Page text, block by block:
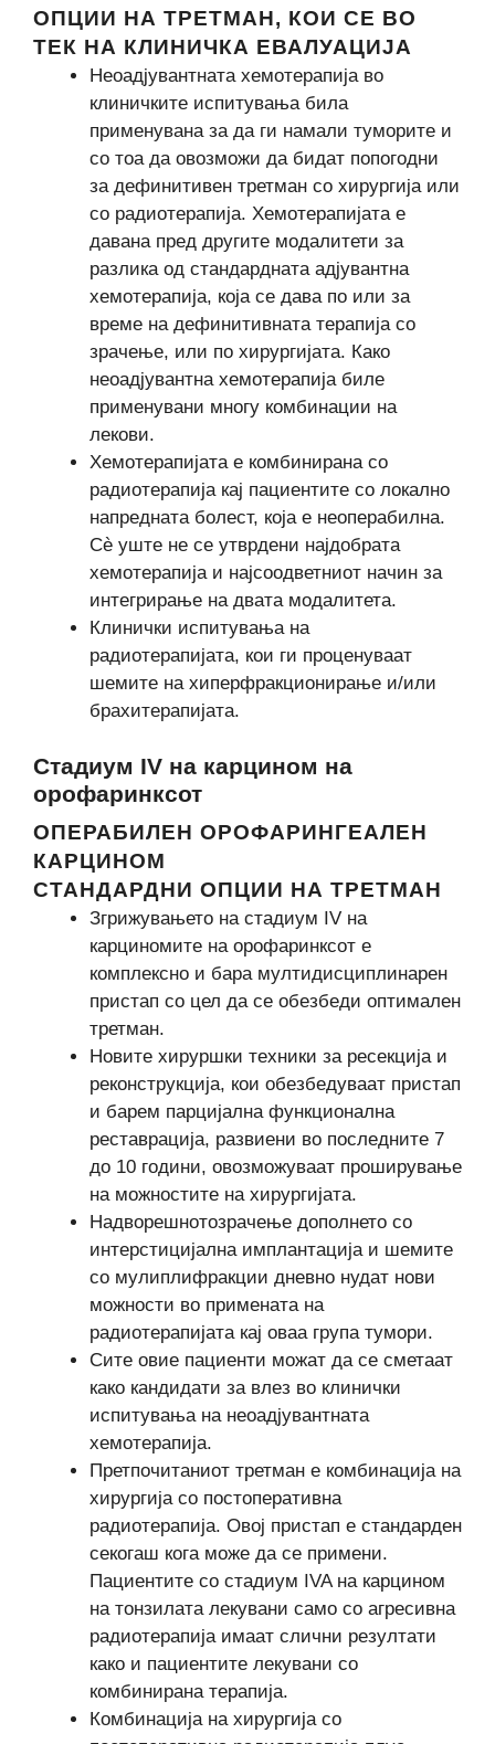
ОПЦИИ НА ТРЕТМАН, КОИ СЕ ВО
ТЕК НА КЛИНИЧКА ЕВАЛУАЦИЈА
Неоадјувантната хемотерапија во
клиничките испитувања била
применувана за да ги намали туморите и
со тоа да овозможи да бидат попогодни
за дефинитивен третман со хирургија или
со радиотерапија. Хемотерапијата е
давана пред другите модалитети за
разлика од стандардната адјувантна
хемотерапија, која се дава по или за
време на дефинитивната терапија со
зрачење, или по хирургијата. Како
неоадјувантна хемотерапија биле
применувани многу комбинации на
лекови.
Хемотерапијата е комбинирана со
радиотерапија кај пациентите со локално
напредната болест, која е неоперабилна.
Сè уште не се утврдени најдобрата
хемотерапија и најсоодветниот начин за
интегрирање на двата модалитета.
Клинички испитувања на
радиотерапијата, кои ги проценуваат
шемите на хиперфракционирање и/или
брахитерапијата.
Стадиум IV на карцином на
орофаринксот
ОПЕРАБИЛЕН ОРОФАРИНГЕАЛЕН
КАРЦИНОМ
СТАНДАРДНИ ОПЦИИ НА ТРЕТМАН
Згрижувањето на стадиум IV на
карциномите на орофаринксот е
комплексно и бара мултидисциплинарен
пристап со цел да се обезбеди оптимален
третман.
Новите хируршки техники за ресекција и
реконструкција, кои обезбедуваат пристап
и барем парцијална функционална
реставрација, развиени во последните 7
до 10 години, овозможуваат проширување
на можностите на хирургијата.
Надворешнотозрачење дополнето со
интерстицијална имплантација и шемите
со мулиплифракции дневно нудат нови
можности во примената на
радиотерапијата кај оваа група тумори.
Сите овие пациенти можат да се сметаат
како кандидати за влез во клинички
испитувања на неоадјувантната
хемотерапија.
Претпочитаниот третман е комбинација на
хирургија со постоперативна
радиотерапија. Овој пристап е стандарден
секогаш кога може да се примени.
Пациентите со стадиум IVA на карцином
на тонзилата лекувани само со агресивна
радиотерапија имаат слични резултати
како и пациентите лекувани со
комбинирана терапија.
Комбинација на хирургија со